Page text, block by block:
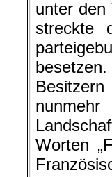
unter den
streckte
Worten